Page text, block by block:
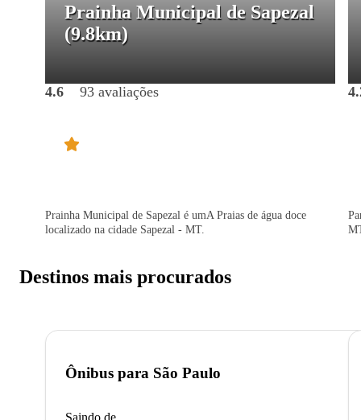
Prainha Municipal de Sapezal
(9.8km)
4.6 93 avaliações
Prainha Municipal de Sapezal é umA Praias de água doce
localizado na cidade Sapezal - MT.
Destinos mais procurados
Ônibus para São Paulo
Saindo de